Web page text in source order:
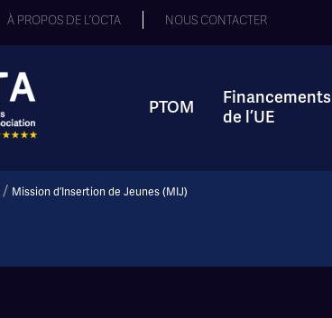
À PROPOS DE L’OCTA NOUS CONTACTER
PTOM
Financements
de l’UE
/ Mission d’Insertion de Jeunes (MIJ)